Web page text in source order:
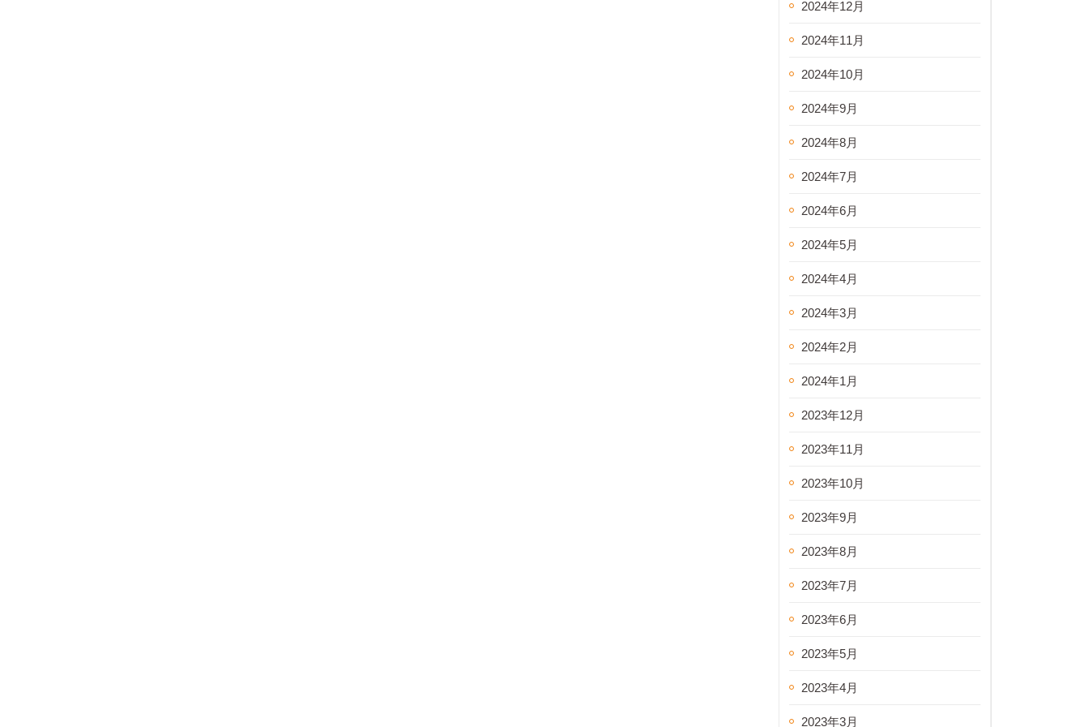
2024年12月
2024年11月
2024年10月
2024年9月
2024年8月
2024年7月
2024年6月
2024年5月
2024年4月
2024年3月
2024年2月
2024年1月
2023年12月
2023年11月
2023年10月
2023年9月
2023年8月
2023年7月
2023年6月
2023年5月
2023年4月
2023年3月